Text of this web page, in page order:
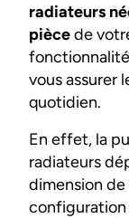
radiateurs
piècede
vous assurer
quotidien.
En effet, la
radiateurs
dimension
configuration